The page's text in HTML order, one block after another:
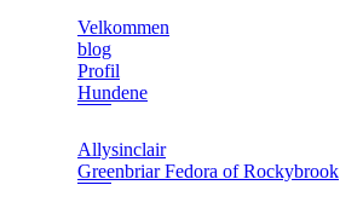
Velkommen
blog
Profil
Hundene
Allysinclair
Greenbriar Fedora of Rockybrook